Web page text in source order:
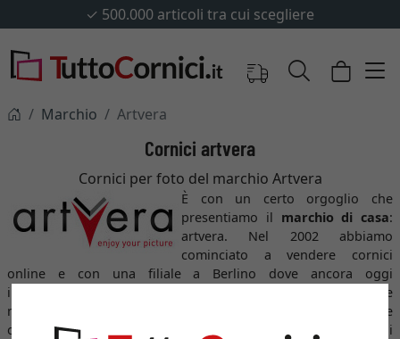
✓ 500.000 articoli tra cui scegliere
Marchio Artvera
Cornici artvera
Cornici per foto del marchio Artvera
È con un certo orgoglio che
presentiamo il marchio di casa:
artvera. Nel 2002 abbiamo
cominciato a vendere cornici
online e con una filiale a Berlino dove ancora oggi
incorniciamo noi stessi, possiamo affermare di conoscere le
necessità dei nostri clienti. Forti del nostro know-how e delle
conoscenze di mercato acquisite, abbiamo deciso in 2013 di